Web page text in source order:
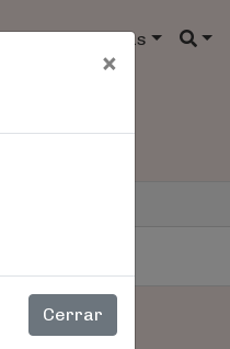
Agendas
×
Cerrar